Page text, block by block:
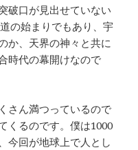
破口が見出せていない
の始まりでもあり、宇
か、天界の神々と共に
時代の幕開けなので
さん満つっているので
くるのです。僕は1000
今回が地球上で人とし